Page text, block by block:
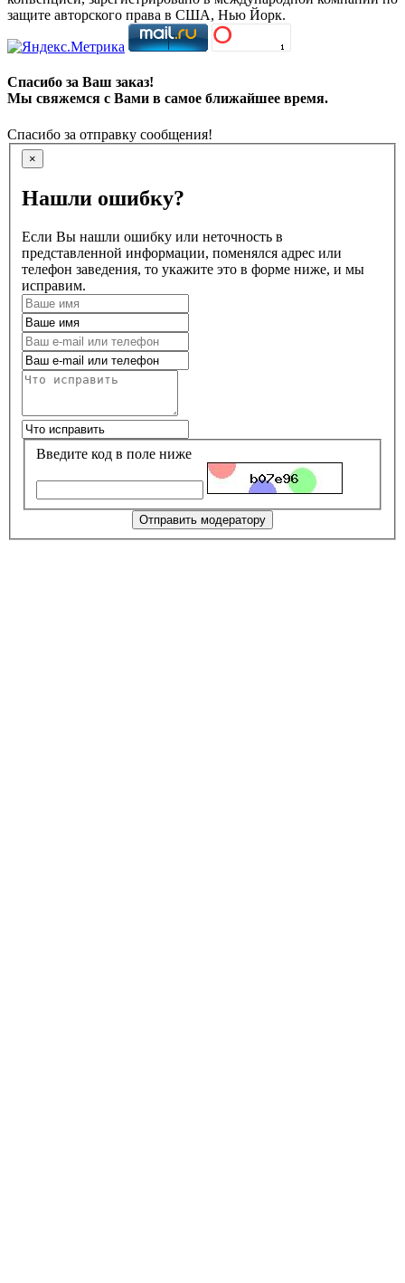
защите авторского права в США, Нью Йорк.
Спасибо за Ваш заказ!
Мы свяжемся с Вами в самое ближайшее время.
Спасибо за отправку сообщения!
×
Нашли ошибку?
Если Вы нашли ошибку или неточность в
представленной информации, поменялся адрес или
телефон заведения, то укажите это в форме ниже, и мы
исправим.
Введите код в поле ниже
Отправить модератору